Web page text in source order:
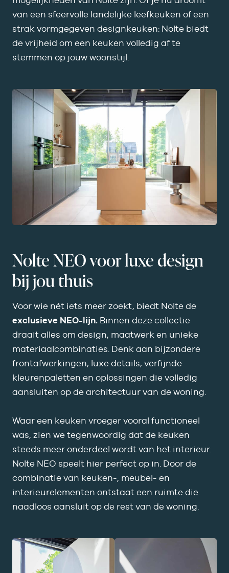
van een sfeervolle landelijke leefkeuken of een
strak vormgegeven designkeuken: Nolte biedt
de vrijheid om een keuken volledig af te
stemmen op jouw woonstijl.
Nolte NEO voor luxe design
bij jou thuis
Voor wie nét iets meer zoekt, biedt Nolte de
exclusieve NEO-lijn. Binnen deze collectie
draait alles om design, maatwerk en unieke
materiaalcombinaties. Denk aan bijzondere
frontafwerkingen, luxe details, verfijnde
kleurenpaletten en oplossingen die volledig
aansluiten op de architectuur van de woning.
Waar een keuken vroeger vooral functioneel
was, zien we tegenwoordig dat de keuken
steeds meer onderdeel wordt van het interieur.
Nolte NEO speelt hier perfect op in. Door de
combinatie van keuken-, meubel- en
interieurelementen ontstaat een ruimte die
naadloos aansluit op de rest van de woning.